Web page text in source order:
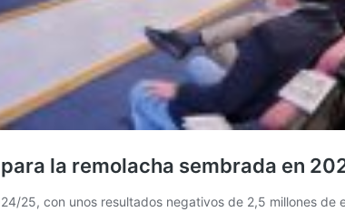
la remolacha sembrada en
25, con unos resultados negativos de 2,5 millones